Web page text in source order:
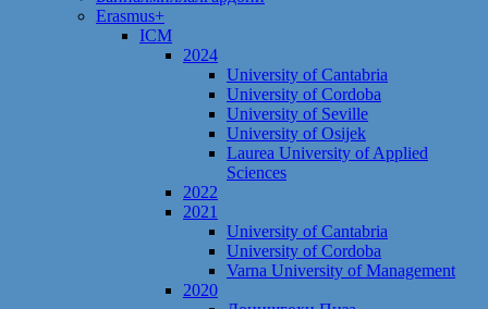
Erasmus+
ICM
2024
University of Cantabria
University of Cordoba
University of Seville
University of Osijek
Laurea University of Applied
Sciences
2022
2021
University of Cantabria
University of Cordoba
Varna University of Management
2020